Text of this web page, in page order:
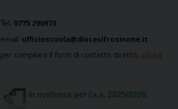
Tel. 0775 290973
email: ufficioscuola@diocesifrosinone.it
per compilare il form di contatto diretto, clicca
In evidenza per l’a.s. 2025/2026: